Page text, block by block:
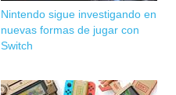
Nintendo sigue investigando en
nuevas formas de jugar con
Switch